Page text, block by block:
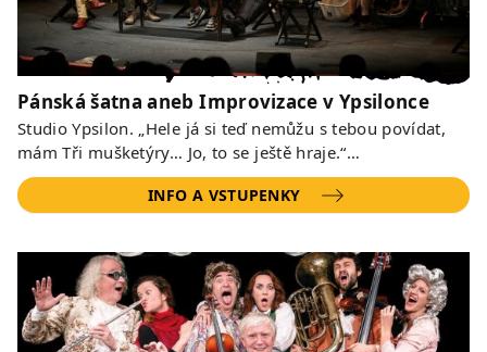
Pánská šatna aneb Improvizace v Ypsilonce
Studio Ypsilon. „Hele já si teď nemůžu s tebou povídat,
mám Tři mušketýry… Jo, to se ještě hraje.“…
INFO A VSTUPENKY